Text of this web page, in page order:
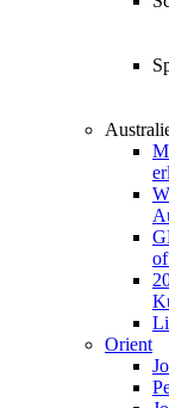
Orient